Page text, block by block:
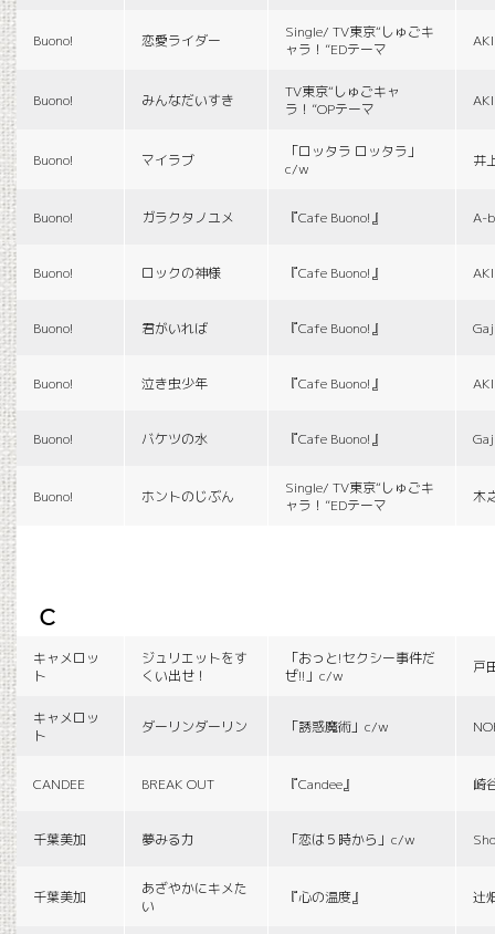
Buono! 恋愛ライダー
Single/ TV東京“しゅごキ
ャラ！”EDテーマ
Buono! みんなだいすき
TV東京“しゅごキャ
ラ！”OPテーマ
Buono! マイラブ
「ロッタラ ロッタラ」
c/w
井
Buono! ガラクタノユメ 『Cafe Buono!』 A-
Buono! ロックの神様 『Cafe Buono!』
Buono! 君がいれば 『Cafe Buono!』
Buono! 泣き虫少年 『Cafe Buono!』
Buono! バケツの水 『Cafe Buono!』
Buono! ホントのじぶん
Single/ TV東京“しゅごキ
ャラ！”EDテーマ
木
c
キャメロッ
ト
ジュリエットをす
くい出せ！
「おっと!セクシー事件だ
ぜ!!」c/w
戸
キャメロッ
ト
ダーリンダーリン 「誘惑魔術」c/w
CANDEE BREAK OUT 『Candee』 崎
千葉美加 夢みる力 「恋は５時から」c/w
千葉美加
あざやかにキメた
い
『心の温度』 辻